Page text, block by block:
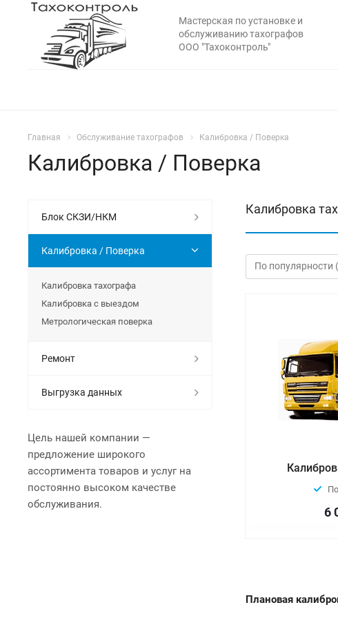
Мастерская по установке и
обслуживанию тахографов
ООО "Тахоконтроль"
Главная Обслуживание тахографов Калибровка / Поверка
Калибровка / Поверка
Калибровка
6
Плановая
Блок СКЗИ/НКМ
Калибровка / Поверка
Калибровка тахографа
Калибровка с выездом
Метрологическая поверка
Ремонт
Выгрузка данных
Цель нашей компании —
предложение широкого
ассортимента товаров и услуг на
постоянно высоком качестве
обслуживания.